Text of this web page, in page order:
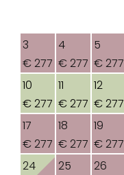
3
€ 277
4
€ 277
5
€ 277
10
€ 277
11
€ 277
12
€ 277
17
€ 277
18
€ 277
19
€ 277
24
25
26